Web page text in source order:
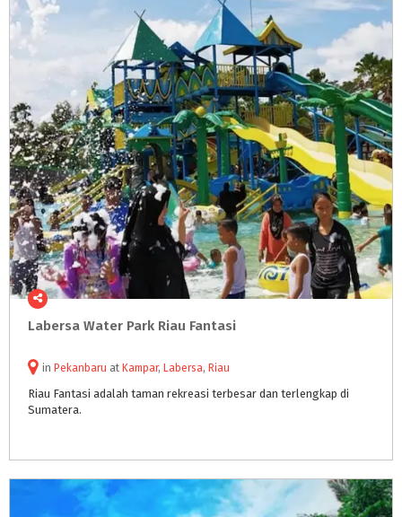
Labersa Water Park Riau Fantasi
in Pekanbaru at Kampar, Labersa, Riau
Riau Fantasi adalah taman rekreasi terbesar dan terlengkap di
Sumatera.